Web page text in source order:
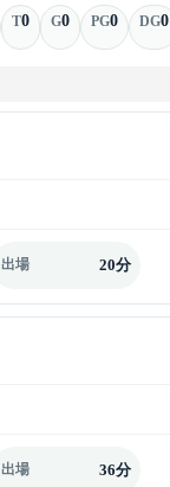
T0 G0 PG0 DG0
出場 20分
出場 36分